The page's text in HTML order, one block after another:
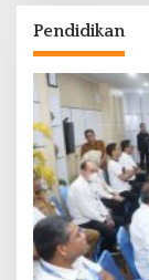
Pendidikan